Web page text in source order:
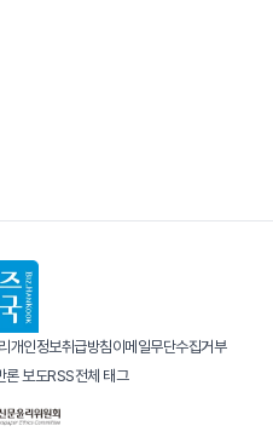
개인정보취급방침이메일무단수집거부
론 보도RSS전체 태그